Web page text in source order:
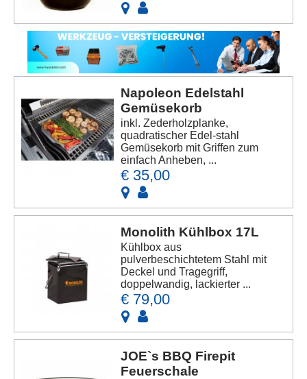
Napoleon Edelstahl
Gemüsekorb
inkl. Zederholzplanke,
quadratischer Edel-stahl
Gemüsekorb mit Griffen zum
einfach Anheben, ...
€ 35,00
Monolith Kühlbox 17L
Kühlbox aus
pulverbeschichtetem Stahl mit
Deckel und Tragegriff,
doppelwandig, lackierter ...
€ 79,00
JOE`s BBQ Firepit
Feuerschale